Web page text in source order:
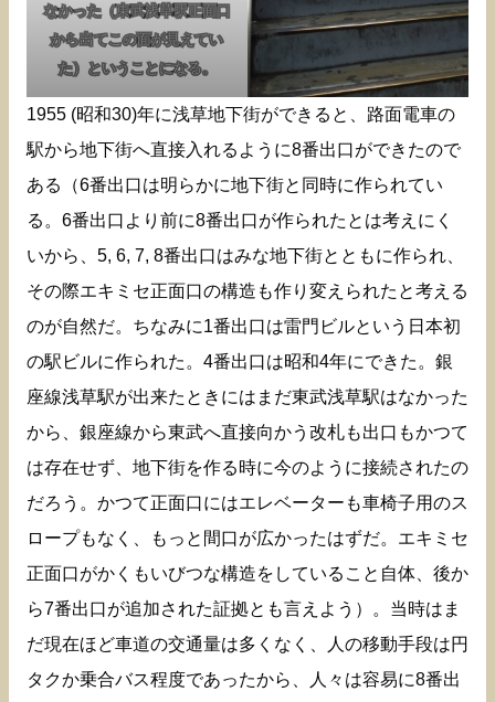
なかった（東武浅草駅正面口
から出てこの面が見えてい
た）ということになる。
1955 (昭和30)年に浅草地下街ができると、路面電車の
駅から地下街へ直接入れるように8番出口ができたので
ある（6番出口は明らかに地下街と同時に作られてい
る。6番出口より前に8番出口が作られたとは考えにく
いから、5, 6, 7, 8番出口はみな地下街とともに作られ、
その際エキミセ正面口の構造も作り変えられたと考える
のが自然だ。ちなみに1番出口は雷門ビルという日本初
の駅ビルに作られた。4番出口は昭和4年にできた。銀
座線浅草駅が出来たときにはまだ東武浅草駅はなかった
から、銀座線から東武へ直接向かう改札も出口もかつて
は存在せず、地下街を作る時に今のように接続されたの
だろう。かつて正面口にはエレベーターも車椅子用のス
ロープもなく、もっと間口が広かったはずだ。エキミセ
正面口がかくもいびつな構造をしていること自体、後か
ら7番出口が追加された証拠とも言えよう）。当時はま
だ現在ほど車道の交通量は多くなく、人の移動手段は円
タクか乗合バス程度であったから、人々は容易に8番出